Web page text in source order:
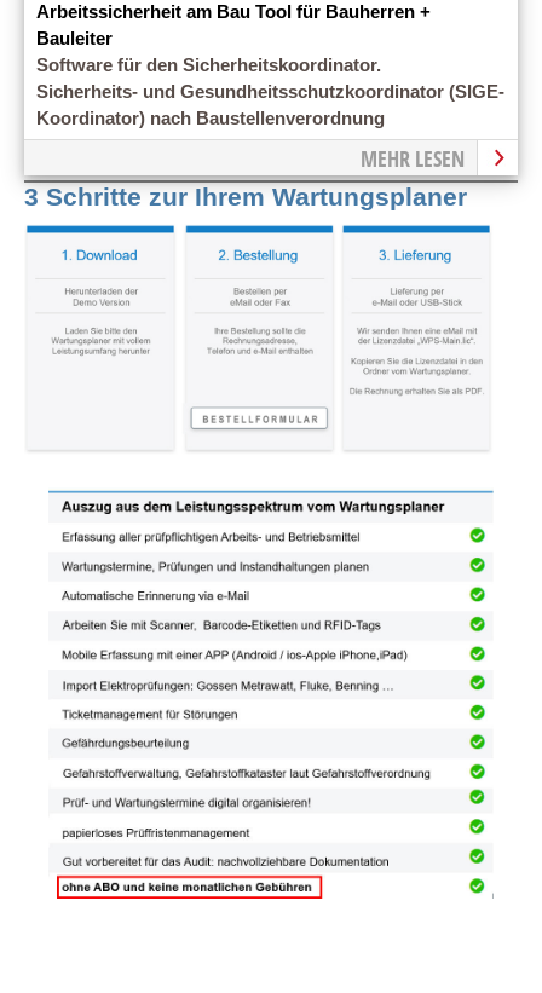
Arbeitssicherheit am Bau Tool für Bauherren +
Bauleiter
Software für den Sicherheitskoordinator.
Sicherheits- und Gesundheitsschutzkoordinator (SIGE-
Koordinator) nach Baustellenverordnung
MEHR LESEN
3 Schritte zur Ihrem Wartungsplaner